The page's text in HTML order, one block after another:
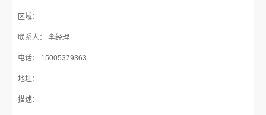
区域：
联系人： 李经理
电话： 15005379363
地址：
描述：